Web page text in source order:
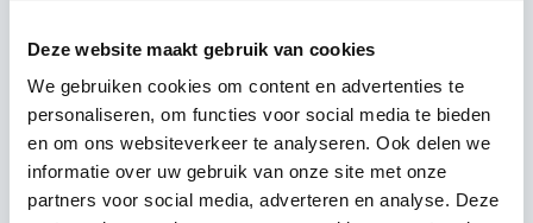
Deze website maakt gebruik van cookies
We gebruiken cookies om content en advertenties te
personaliseren, om functies voor social media te bieden
en om ons websiteverkeer te analyseren. Ook delen we
informatie over uw gebruik van onze site met onze
partners voor social media, adverteren en analyse. Deze
Netjes werken bij elk seizoen: maaihoogte snel
aanpasbaar voor lente- en herstbeurten; met
mulchplug (optioneel) voed je het gazon natuurlijk.
Toepassingen